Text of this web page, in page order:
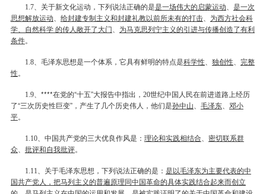
1.7、关于新文化运动，下列说法正确的是是一场伟大的启蒙运动
是一次
思想解放运动
给封建专制主义和封建礼教以前所未有的打击、 为西方社会科
学、自然科学的传人敞开了大门
为马克思列宁主义的引进与传播创造了有利
条件。
1.8、毛泽东思想是一个体系，它具有鲜明的特点是科学性 独创性
完整
性。
1.9、****在党的“十五”大报告中指出， 20世纪中国人民在前进道路上经历
了“三次历史性巨变”，产生了几个历史伟人，他们是孙中山 毛泽东、 邓小
平。
1.10、中国共产党的三大优良作风是： 理论和实践相结合
密切联系群
众、 批评和自我批评。
1.11 、关于毛泽东思想，下列说法正确的是： 是以毛泽东为主要代表的中
国共产党人，把马列主义的普遍原理同中国革命的具体实践结合起来而创立